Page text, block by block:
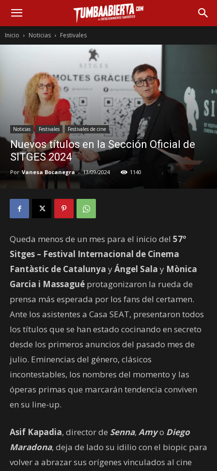
Inicio Noticias Festivales
Noticias Festivales Festivales de cine
Nuevos títulos en la Sección Oficial de
SITGES 2024
Por Vanesa Bocanegra - 13/09/2024 1140
Queda menos de un mes para el inicio del 57º
Sitges – Festival Internacional de Cinema
Fantàstic de Catalunya yÁngel Sala y Mònica
Garcia i Massagué protagonizaron la rueda de
prensa más esperada por los fans del certamen.
Ante los asistentes a Casa SEAT, presentaron todos
los títulos que se han estado cocinando en secreto
desde los primeros anuncios del pasado mes de
julio. Eminencias del género, clásicos
incontestables, los nombres del momento y las
óperas primas que marcarán tendencia conviven
en su line-up.
Asif Kapadia, director de Senna, Amyo Diego
Maradona, deja de lado su idilio con el biopic para
volver a abrazar sus orígenes vinculados al cine